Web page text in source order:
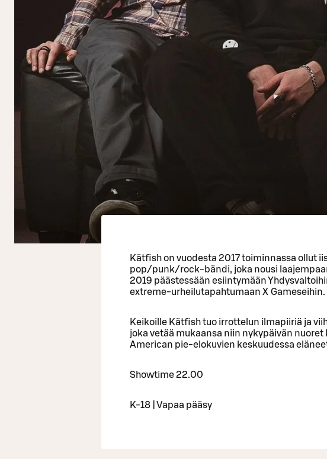
Kätfish on vuodesta 2017 toiminnassa ollut
pop/punk/rock-bändi, joka nousi
2019 päästessään esiintymään
extreme-urheilutapahtumaan X Gameseihin.
Keikoille Kätfish tuo irrottelun ilmapiiriä ja
joka vetää mukaansa niin nykypäivän nuoret
American pie-elokuvien keskuudessa
Showtime 22.00
K-18 | Vapaa pääsy